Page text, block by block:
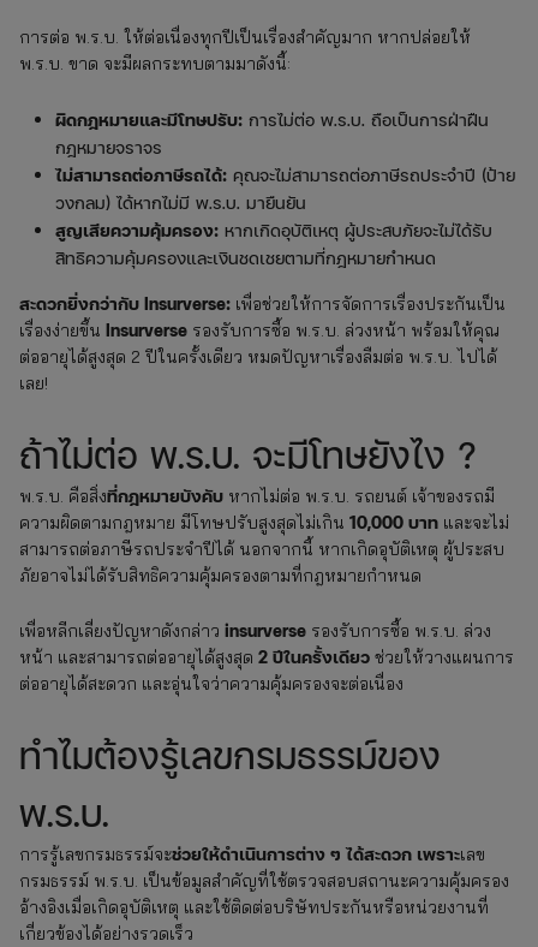
การต่อ พ.ร.บ. ให้ต่อเนื่องทุกปีเป็นเรื่องสำคัญมาก หากปล่อยให้
พ.ร.บ. ขาด จะมีผลกระทบตามมาดังนี้:
ผิดกฎหมายและมีโทษปรับ: การไม่ต่อ พ.ร.บ. ถือเป็นการฝ่าฝืน
กฎหมายจราจร
ไม่สามารถต่อภาษีรถได้: คุณจะไม่สามารถต่อภาษีรถประจำปี (ป้าย
วงกลม) ได้หากไม่มี พ.ร.บ. มายืนยัน
สูญเสียความคุ้มครอง: หากเกิดอุบัติเหตุ ผู้ประสบภัยจะไม่ได้รับ
สิทธิความคุ้มครองและเงินชดเชยตามที่กฎหมายกำหนด
สะดวกยิ่งกว่ากับ Insurverse: เพื่อช่วยให้การจัดการเรื่องประกันเป็น
เรื่องง่ายขึ้น Insurverse รองรับการซื้อ พ.ร.บ. ล่วงหน้า พร้อมให้คุณ
ต่ออายุได้สูงสุด 2 ปีในครั้งเดียว หมดปัญหาเรื่องลืมต่อ พ.ร.บ. ไปได้
เลย!
ถ้าไม่ต่อ พ.ร.บ. จะมีโทษยังไง ?
พ.ร.บ. คือสิ่งที่กฎหมายบังคับ หากไม่ต่อ พ.ร.บ. รถยนต์ เจ้าของรถมี
ความผิดตามกฎหมาย มีโทษปรับสูงสุดไม่เกิน 10,000 บาท และจะไม่
สามารถต่อภาษีรถประจำปีได้ นอกจากนี้ หากเกิดอุบัติเหตุ ผู้ประสบ
ภัยอาจไม่ได้รับสิทธิความคุ้มครองตามที่กฎหมายกำหนด
เพื่อหลีกเลี่ยงปัญหาดังกล่าว insurverse รองรับการซื้อ พ.ร.บ. ล่วง
หน้า และสามารถต่ออายุได้สูงสุด 2 ปีในครั้งเดียว ช่วยให้วางแผนการ
ต่ออายุได้สะดวก และอุ่นใจว่าความคุ้มครองจะต่อเนื่อง
ทำไมต้องรู้เลขกรมธรรม์ของ
พ.ร.บ.
การรู้เลขกรมธรรม์จะช่วยให้ดำเนินการต่าง ๆ ได้สะดวก เพราะเลข
กรมธรรม์ พ.ร.บ. เป็นข้อมูลสำคัญที่ใช้ตรวจสอบสถานะความคุ้มครอง
อ้างอิงเมื่อเกิดอุบัติเหตุ และใช้ติดต่อบริษัทประกันหรือหน่วยงานที่
เกี่ยวข้องได้อย่างรวดเร็ว